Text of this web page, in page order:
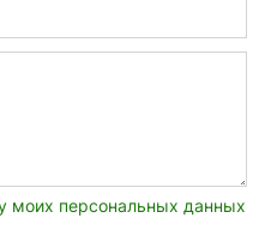
моих персональных данных